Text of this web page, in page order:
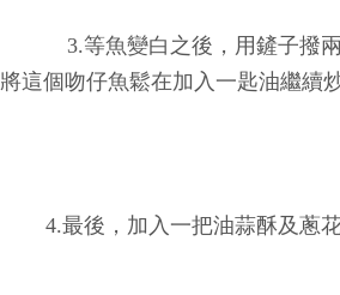
3.等魚變白之後，用鏟子撥
將這個吻仔魚鬆在加入一匙油繼續
4.最後，加入一把油蒜酥及蔥